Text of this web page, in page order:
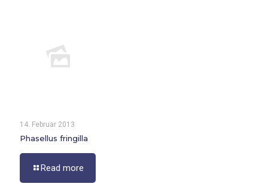
14. Februar 2013
Phasellus fringilla
Read more